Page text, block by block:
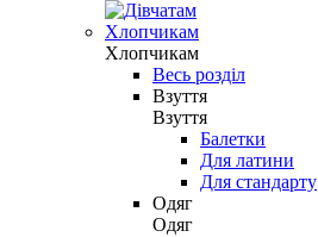
Хлопчикам
Хлопчикам
Весь розділ
Взуття
Взуття
Балетки
Для латини
Для стандарту
Одяг
Одяг